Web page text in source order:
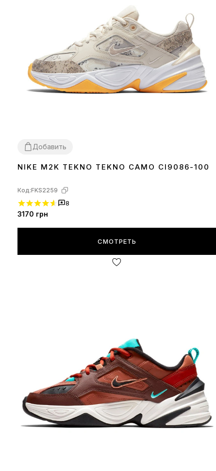
Добавить
38
NIKE M2K TEKNO TEKNO CAMO CI9086-100
Код:FKS2259
8
3170 грн
СМОТРЕТЬ